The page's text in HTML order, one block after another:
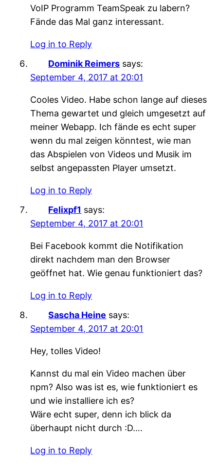
VoIP Programm TeamSpeak zu labern?
Fände das Mal ganz interessant.
Log in to Reply
Dominik Reimers says:
September 4, 2017 at 20:01
Cooles Video. Habe schon lange auf dieses
Thema gewartet und gleich umgesetzt auf
meiner Webapp. Ich fände es echt super
wenn du mal zeigen könntest, wie man
das Abspielen von Videos und Musik im
selbst angepassten Player umsetzt.
Log in to Reply
Felixpf1 says:
September 4, 2017 at 20:01
Bei Facebook kommt die Notifikation
direkt nachdem man den Browser
geöffnet hat. Wie genau funktioniert das?
Log in to Reply
Sascha Heine says:
September 4, 2017 at 20:01
Hey, tolles Video!
Kannst du mal ein Video machen über
npm? Also was ist es, wie funktioniert es
und wie installiere ich es?
Wäre echt super, denn ich blick da
überhaupt nicht durch :D….
Log in to Reply